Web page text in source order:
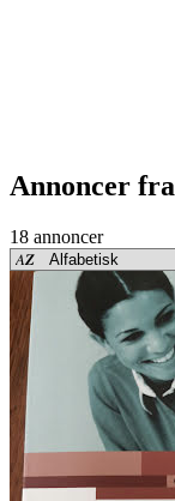
Annoncer fra
18 annoncer